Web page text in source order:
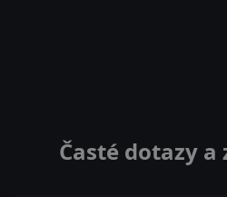
Časté dotazy